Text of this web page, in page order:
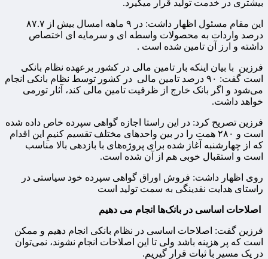
بیشتری در خدمت تولید قرار میگیرد.
این مقام مسئول اظهار داشت: در ۹ ماهه امسال بیش از ۸۷.۷
درصد واردات به محصولات واسطه ای و سرمایه ای اختصاص
داشته و ارز آن تامین شده است‌ .
فرزین با بیان اینکه بار تامین مالی در کشور برعهده نظام بانکی
است گفت: ۹۰ درصد تامین مالی در کشور توسط نظام بانکی انجام
می‌شود و اگر بانک خارج از ظرفیت تامین مالی کند، آثار تورمی
خواهد داشت.
فرزین تصریح کرد: در این راستا اجازه گواهی سپرده خاص داده شده
است و ۲۸۰ همت را در بین واحدهای مختلف تقسیم کنیمِ این اقدام
که از چهارشنبه آغاز شده برای پروژه‌های با بازدهی بالا مناسب
است و استقبال خوبی هم از آن شده است.
روی اظهار داشت: فروش اوراق گواهی سپرده خود سیاستی در
راستای هدایت نقدینگی به سمت تولید است
اصلاحات اساسی در بانک‌ها انجام می دهیم
فرزین گفت: اصلاحات اساسی در نظام بانکی انجام دهیم و ممکن
است که پر هزینه باشد ولی تا این اصلاحات انجام نشوند، نمی‌توان
در یک مسیر با ثبات قرار گیریم.